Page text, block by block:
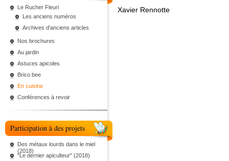
Le Rucher Fleuri
Les anciens numéros
Archives d'anciens articles
Nos brochures
Au jardin
Astuces apicoles
Brico bee
En cuisine
Conférences à revoir
Participation à des projets
Des métaux lourds dans le miel
(2018)
"Le dernier apiculteur" (2018)
Xavier Rennotte